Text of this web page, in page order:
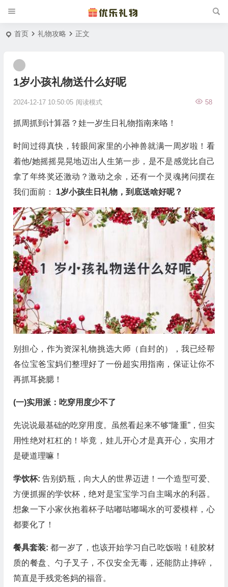
首页 礼物攻略 正文
1岁小孩礼物送什么好呢
2024-12-17 10:50:05 58
阅读模式
抓周抓到计算器？娃一岁生日礼物指南来咯！
时间过得真快，转眼间家里的小神兽就满一周岁啦！看
着他/她摇摇晃晃地迈出人生第一步，是不是感觉比自己
拿了年终奖还激动？激动之余，还有一个灵魂拷问摆在
我们面前： 1岁小孩生日礼物，到底送啥好呢？
别担心，作为资深礼物挑选大师（自封的），我已经帮
各位宝爸宝妈们整理好了一份超实用指南，保证让你不
再抓耳挠腮！
(一)实用派：吃穿用度少不了
先说说最基础的吃穿用度。虽然看起来不够“隆重”，但实
用性绝对杠杠的！毕竟，娃儿开心才是真开心，实用才
是硬道理嘛！
学饮杯:告别奶瓶，向大人的世界迈进！一个造型可爱、
方便抓握的学饮杯，绝对是宝宝学习自主喝水的利器。
想象一下小家伙抱着杯子咕嘟咕嘟喝水的可爱模样，心
都要化了！
餐具套装:都一岁了，也该开始学习自己吃饭啦！硅胶材
质的餐盘、勺子叉子，不仅安全无毒，还能防止摔碎，
简直是手残党爸妈的福音。